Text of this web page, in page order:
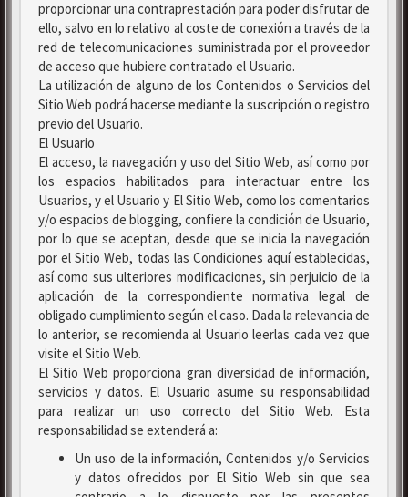
proporcionar una contraprestación para poder disfrutar de
ello, salvo en lo relativo al coste de conexión a través de la
red de telecomunicaciones suministrada por el proveedor
de acceso que hubiere contratado el Usuario.
La utilización de alguno de los Contenidos o Servicios del
Sitio Web podrá hacerse mediante la suscripción o registro
previo del Usuario.
El Usuario
El acceso, la navegación y uso del Sitio Web, así como por
los espacios habilitados para interactuar entre los
Usuarios, y el Usuario y El Sitio Web, como los comentarios
y/o espacios de blogging, confiere la condición de Usuario,
por lo que se aceptan, desde que se inicia la navegación
por el Sitio Web, todas las Condiciones aquí establecidas,
así como sus ulteriores modificaciones, sin perjuicio de la
aplicación de la correspondiente normativa legal de
obligado cumplimiento según el caso. Dada la relevancia de
lo anterior, se recomienda al Usuario leerlas cada vez que
visite el Sitio Web.
El Sitio Web proporciona gran diversidad de información,
servicios y datos. El Usuario asume su responsabilidad
para realizar un uso correcto del Sitio Web. Esta
responsabilidad se extenderá a:
Un uso de la información, Contenidos y/o Servicios
y datos ofrecidos por El Sitio Web sin que sea